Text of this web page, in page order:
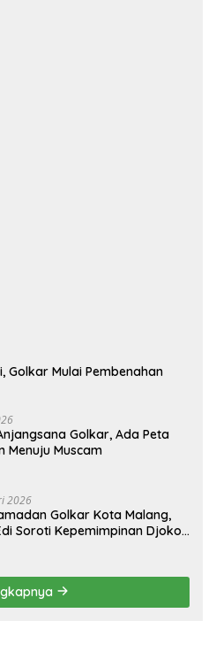
Golkar Mulai Pembenahan
Golkar, Ada Peta
Menuju Muscam
2026
Golkar Kota Malang,
Soroti Kepemimpinan Djoko